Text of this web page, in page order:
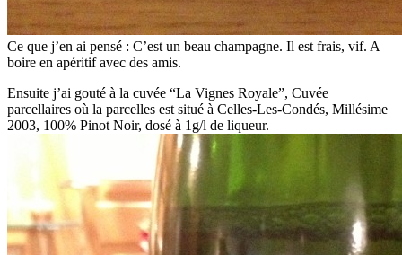
Ce que j’en ai pensé : C’est un beau champagne. Il est frais, vif. A
boire en apéritif avec des amis.
Ensuite j’ai gouté à la cuvée “La Vignes Royale”, Cuvée
parcellaires où la parcelles est situé à Celles-Les-Condés, Millésime
2003, 100% Pinot Noir, dosé à 1g/l de liqueur.